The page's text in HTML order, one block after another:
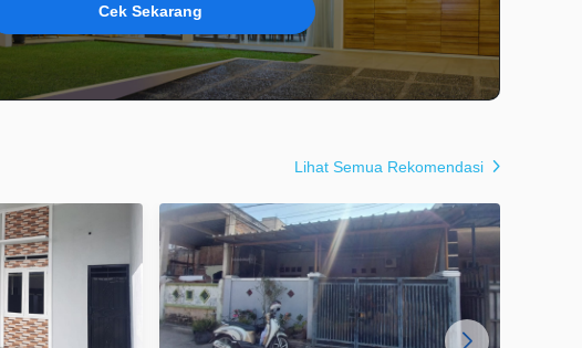
Cek Sekarang
Lihat Semua Rekomendasi